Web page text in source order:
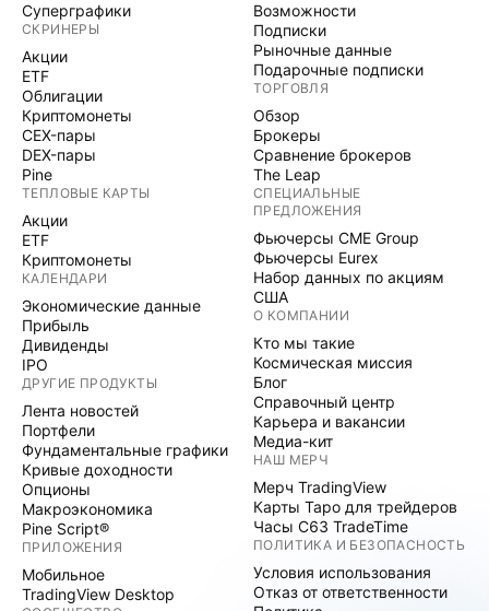
Суперграфики
СКРИНЕРЫ
Акции
ETF
Облигации
Криптомонеты
CEX-пары
DEX-пары
Pine
ТЕПЛОВЫЕ КАРТЫ
Акции
ETF
Криптомонеты
КАЛЕНДАРИ
Экономические данные
Прибыль
Дивиденды
IPO
ДРУГИЕ ПРОДУКТЫ
Лента новостей
Портфели
Фундаментальные графики
Кривые доходности
Опционы
Макроэкономика
Pine Script®
ПРИЛОЖЕНИЯ
Мобильное
TradingView Desktop
Возможности
Подписки
Рыночные данные
Подарочные подписки
ТОРГОВЛЯ
Обзор
Брокеры
Сравнение брокеров
The Leap
СПЕЦИАЛЬНЫЕ
ПРЕДЛОЖЕНИЯ
Фьючерсы CME Group
Фьючерсы Eurex
Набор данных по акциям
США
О КОМПАНИИ
Кто мы такие
Космическая миссия
Блог
Справочный центр
Карьера и вакансии
Медиа-кит
НАШ МЕРЧ
Мерч TradingView
Карты Таро для трейдеров
Часы C63 TradeTime
ПОЛИТИКА И БЕЗОПАСНОСТЬ
Условия использования
Отказ от ответственности